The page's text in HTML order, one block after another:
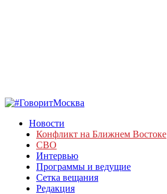
Новости
Конфликт на Ближнем Востоке
СВО
Интервью
Программы и ведущие
Сетка вещания
Редакция